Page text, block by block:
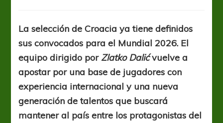
experiencia
y
la
renovación:
definió
sus
La selección de Croacia ya tiene definidos
sus convocados para el Mundial 2026. El
equipo dirigido porZlatko Dalićvuelve a
apostar por una base de jugadores con
experiencia internacional y una nueva
generación de talentos que buscará
mantener al país entre los protagonistas del